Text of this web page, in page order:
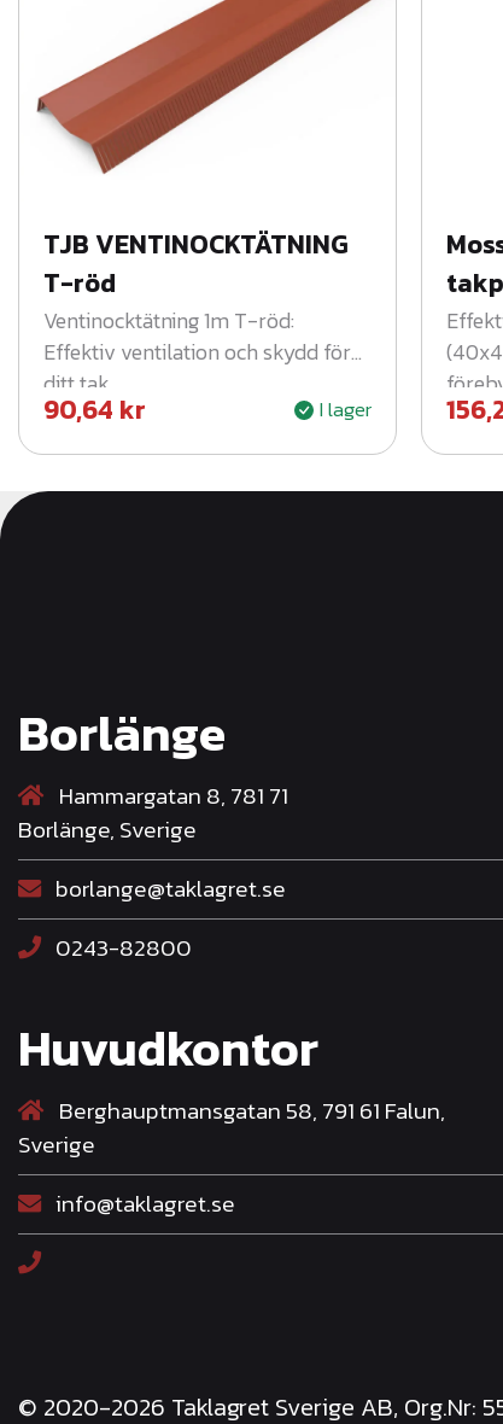
TJB VENTINOCKTÄTNING
T-röd
Ventinocktätning 1m T-röd:
Effektiv ventilation och skydd för
ditt tak.
90,64 kr I lager
takets
Borlänge
Hammargatan 8, 781 71
Borlänge, Sverige
borlange@taklagret.se
0243-82800
Huvudkontor
Berghauptmansgatan 58, 791 61 Falun,
Sverige
info@taklagret.se
© 2020-2026 Taklagret Sverige AB, Org.Nr: